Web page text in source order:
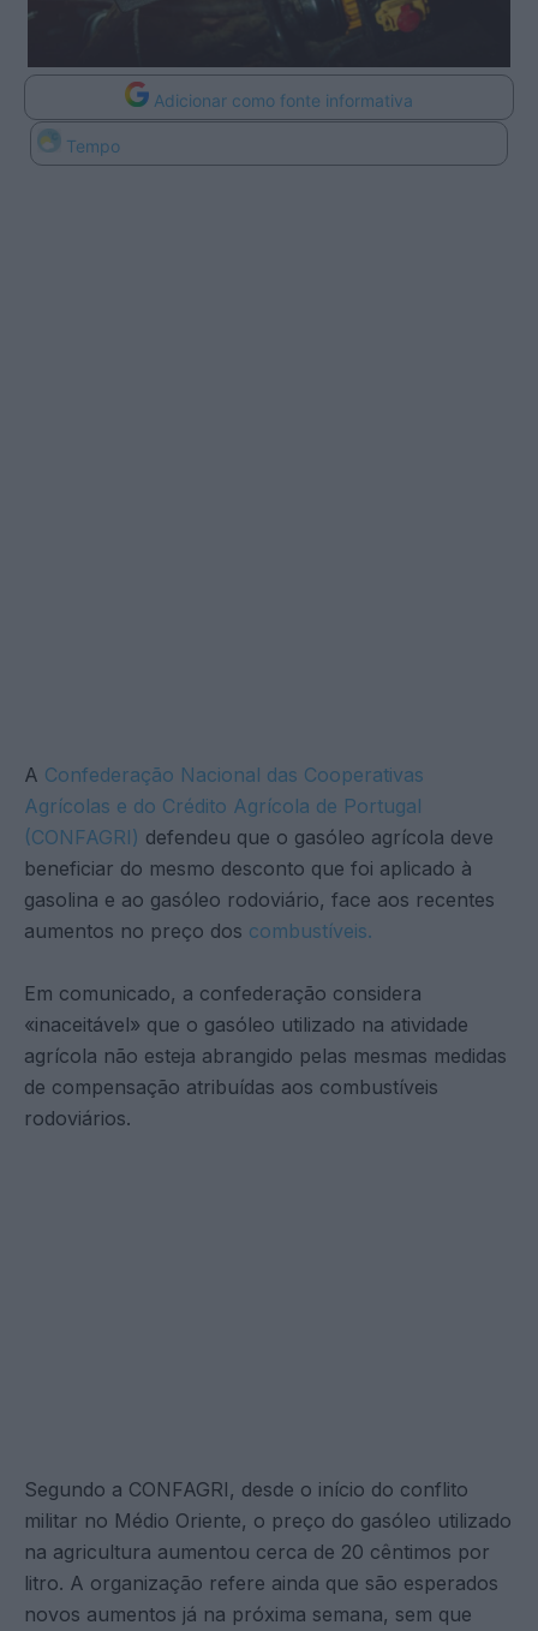
Adicionar como fonte informativa
Tempo
A Confederação Nacional das Cooperativas
Agrícolas e do Crédito Agrícola de Portugal
(CONFAGRI) defendeu que o gasóleo agrícola deve
beneficiar do mesmo desconto que foi aplicado à
gasolina e ao gasóleo rodoviário, face aos recentes
aumentos no preço dos combustíveis.
Em comunicado, a confederação considera
«inaceitável» que o gasóleo utilizado na atividade
agrícola não esteja abrangido pelas mesmas medidas
de compensação atribuídas aos combustíveis
rodoviários.
Segundo a CONFAGRI, desde o início do conflito
militar no Médio Oriente, o preço do gasóleo utilizado
na agricultura aumentou cerca de 20 cêntimos por
litro. A organização refere ainda que são esperados
novos aumentos já na próxima semana, sem que